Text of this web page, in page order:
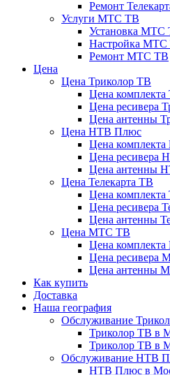
Ремонт
Услуги МТС ТВ
Установка МТС
Настройка
Ремонт МТС ТВ
Цена
Цена Триколор ТВ
Цена
Цена ресивера
Цена антенны
Цена НТВ Плюс
Цена
Цена ресивера
Цена антенны
Цена Телекарта ТВ
Цена комплекта
Цена ресивера
Цена антенны
Цена МТС ТВ
Цена
Цена ресивера
Цена антенны
Как купить
Доставка
Наша география
Обслуживание
Триколор ТВ в
Триколор ТВ в
Обслуживание НТВ
НТВ Плюс в